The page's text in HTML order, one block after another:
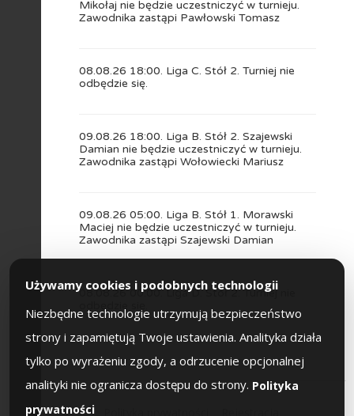
Mikołaj nie będzie uczestniczyć w turnieju.
Zawodnika zastąpi Pawłowski Tomasz
08.08.26 18:00. Liga C. Stół 2. Turniej nie
odbędzie się.
09.08.26 18:00. Liga B. Stół 2. Szajewski
Damian nie będzie uczestniczyć w turnieju.
Zawodnika zastąpi Wołowiecki Mariusz
09.08.26 05:00. Liga B. Stół 1. Morawski
Maciej nie będzie uczestniczyć w turnieju.
Zawodnika zastąpi Szajewski Damian
08.08.26 00:00. Liga D. Stół 2. Turniej nie
Używamy cookies i podobnych technologii
Niezbędne technologie utrzymują bezpieczeństwo
strony i zapamiętują Twoje ustawienia. Analityka działa
tylko po wyrażeniu zgody, a odrzucenie opcjonalnej
analityki nie ogranicza dostępu do strony. Polityka
prywatności